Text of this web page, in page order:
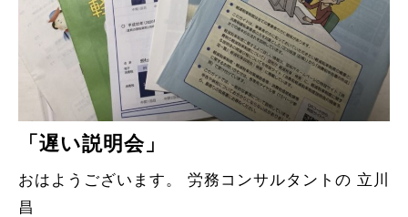
「遅い説明会」
おはようございます。 労務コンサルタントの 立川
昌